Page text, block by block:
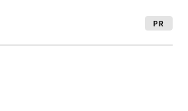
PR